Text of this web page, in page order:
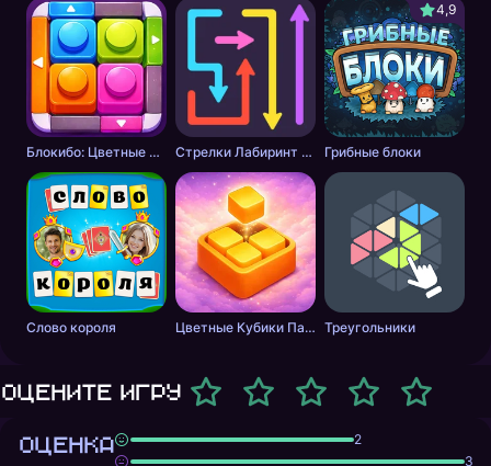
Блокибо: Цветные блоки Стрелки Лабиринт - Цветной путь
4,9
Грибные блоки
Слово короля Цветные Кубики Пазл Треугольники
Оцените игру
ОЦЕНКА
2
3